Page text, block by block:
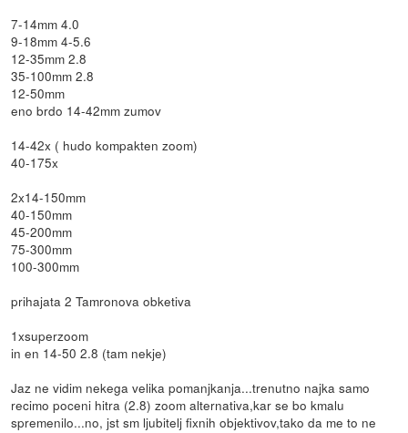
7-14mm 4.0
9-18mm 4-5.6
12-35mm 2.8
35-100mm 2.8
12-50mm
eno brdo 14-42mm zumov
14-42x ( hudo kompakten zoom)
40-175x
2x14-150mm
40-150mm
45-200mm
75-300mm
100-300mm
prihajata 2 Tamronova obketiva
1xsuperzoom
in en 14-50 2.8 (tam nekje)
Jaz ne vidim nekega velika pomanjkanja...trenutno najka samo
recimo poceni hitra (2.8) zoom alternativa,kar se bo kmalu
spremenilo...no, jst sm ljubitelj fixnih objektivov,tako da me to ne